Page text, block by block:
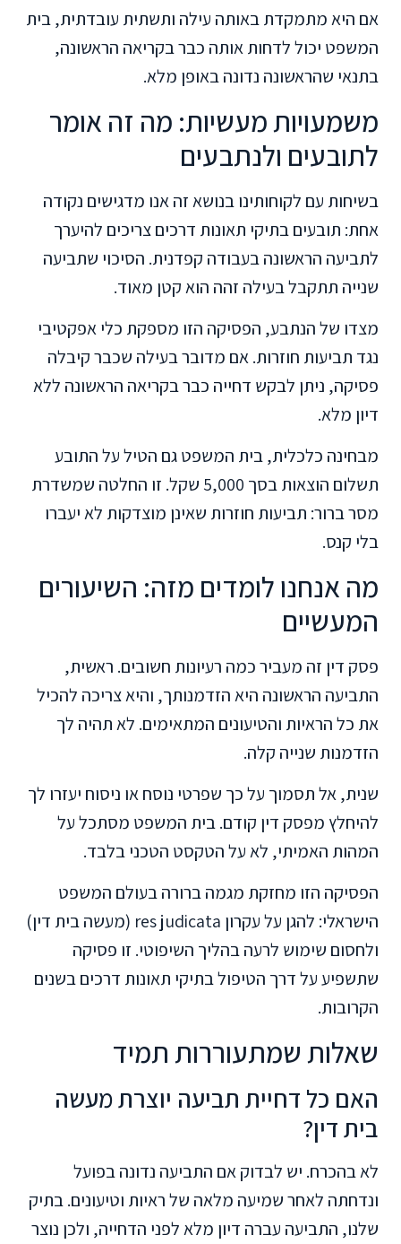
אם היא מתמקדת באותה עילה ותשתית עובדתית, בית
המשפט יכול לדחות אותה כבר בקריאה הראשונה,
בתנאי שהראשונה נדונה באופן מלא.
משמעויות מעשיות: מה זה אומר
לתובעים ולנתבעים
בשיחות עם לקוחותינו בנושא זה אנו מדגישים נקודה
אחת: תובעים בתיקי תאונות דרכים צריכים להיערך
לתביעה הראשונה בעבודה קפדנית. הסיכוי שתביעה
שנייה תתקבל בעילה זהה הוא קטן מאוד.
מצדו של הנתבע, הפסיקה הזו מספקת כלי אפקטיבי
נגד תביעות חוזרות. אם מדובר בעילה שכבר קיבלה
פסיקה, ניתן לבקש דחייה כבר בקריאה הראשונה ללא
דיון מלא.
מבחינה כלכלית, בית המשפט גם הטיל על התובע
תשלום הוצאות בסך 5,000 שקל. זו החלטה שמשדרת
מסר ברור: תביעות חוזרות שאינן מוצדקות לא יעברו
בלי קנס.
מה אנחנו לומדים מזה: השיעורים
המעשיים
פסק דין זה מעביר כמה רעיונות חשובים. ראשית,
התביעה הראשונה היא הזדמנותך, והיא צריכה להכיל
את כל הראיות והטיעונים המתאימים. לא תהיה לך
הזדמנות שנייה קלה.
שנית, אל תסמוך על כך שפרטי נוסח או ניסוח יעזרו לך
להיחלץ מפסק דין קודם. בית המשפט מסתכל על
המהות האמיתי, לא על הטקסט הטכני בלבד.
הפסיקה הזו מחזקת מגמה ברורה בעולם המשפט
הישראלי: להגן על עקרון res judicata (מעשה בית דין)
ולחסום שימוש לרעה בהליך השיפוטי. זו פסיקה
שתשפיע על דרך הטיפול בתיקי תאונות דרכים בשנים
הקרובות.
שאלות שמתעוררות תמיד
האם כל דחיית תביעה יוצרת מעשה
בית דין?
לא בהכרח. יש לבדוק אם התביעה נדונה בפועל
ונדחתה לאחר שמיעה מלאה של ראיות וטיעונים. בתיק
שלנו, התביעה עברה דיון מלא לפני הדחייה, ולכן נוצר